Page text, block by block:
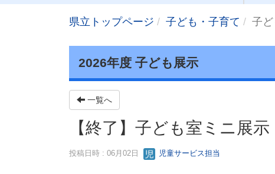
県立トップページ 子ども・子育て 子
2026年度 子ども展示
一覧へ
【終了】子ども室ミニ展
投稿日時 : 06月02日 児童サービス担当